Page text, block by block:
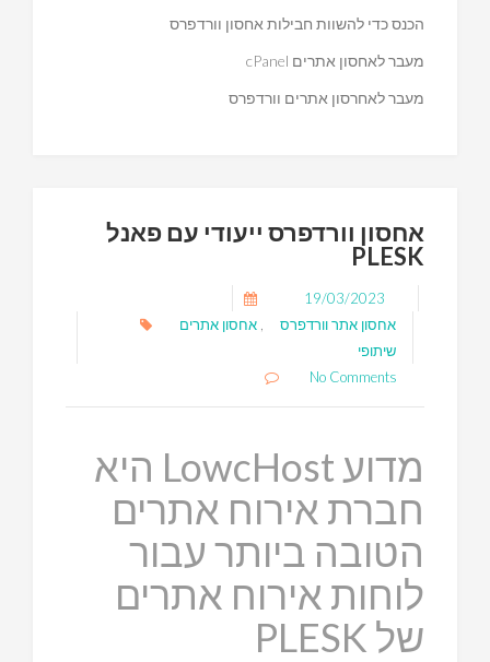
הכנס כדי להשוות חבילות אחסון וורדפרס
מעבר לאחסון אתרים cPanel
מעבר לאחרסון אתרים וורדפרס
אחסון וורדפרס ייעודי עם פאנל
PLESK
19/03/2023
אחסון אתר וורדפרס
אחסון אתרים
שיתופי
No Comments
מדוע LowcHost היא
חברת אירוח אתרים
הטובה ביותר עבור
לוחות אירוח אתרים
של PLESK